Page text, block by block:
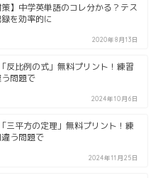
策】中学英単語のコレ分かる？テス
を効率的に
2020年8月13日
反比例の式」無料プリント！練習
問題で
2024年10月6日
三平方の定理」無料プリント！練
う問題で
2024年11月25日